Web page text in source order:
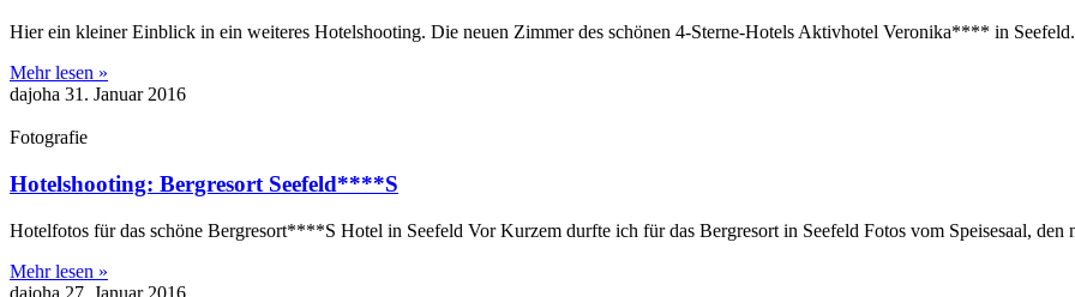
Hier ein kleiner Einblick in ein weiteres Hotelshooting. Die neuen Zimmer des schönen 4-Sterne-Hotels Aktivhotel Veronika**** in
Mehr lesen »
dajoha 31. Januar 2016
Fotografie
Hotelshooting: Bergresort Seefeld****S
Hotelfotos für das schöne Bergresort****S Hotel in Seefeld Vor Kurzem durfte ich für das Bergresort in Seefeld Fotos vom Speisesaal, den
Mehr lesen »
dajoha 27. Januar 2016